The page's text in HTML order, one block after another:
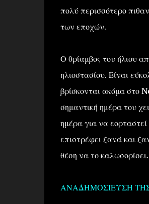
πολύ περισσότερο
των εποχών.
Ο θρίαμβος του ήλιου
ηλιοστασίου. Είναι
βρίσκονται ακόμα στο
σημαντική ημέρα του
ημέρα για να
επιστρέφει ξανά και
θέση να το καλωσορίσει.
ΑΝΑΔΗΜΟΣΙΕΥΣΗ ΤΗΣ